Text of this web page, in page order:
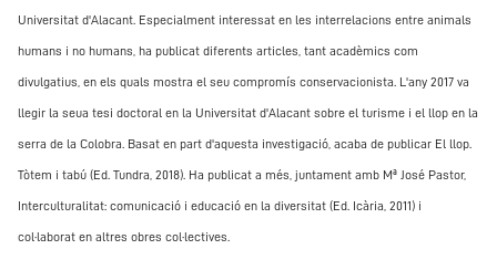
Universitat d'Alacant. Especialment interessat en les interrelacions entre animals
humans i no humans, ha publicat diferents articles, tant acadèmics com
divulgatius, en els quals mostra el seu compromís conservacionista. L'any 2017 va
llegir la seua tesi doctoral en la Universitat d'Alacant sobre el turisme i el llop en la
serra de la Colobra. Basat en part d'aquesta investigació, acaba de publicar El llop.
Tòtem i tabú (Ed. Tundra, 2018). Ha publicat a més, juntament amb Mª José Pastor,
Interculturalitat: comunicació i educació en la diversitat (Ed. Icària, 2011) i
col·laborat en altres obres col·lectives.